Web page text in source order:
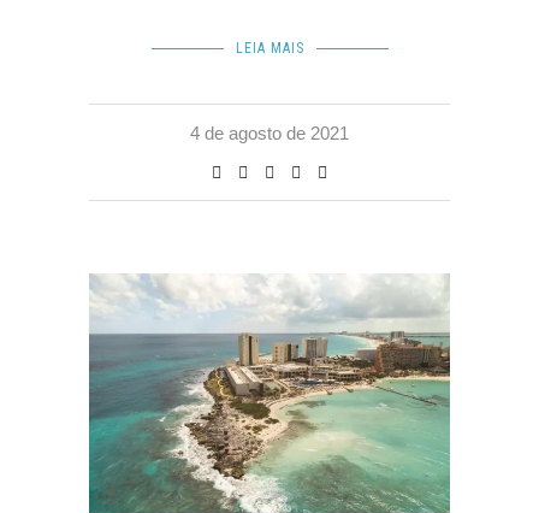
LEIA MAIS
4 de agosto de 2021